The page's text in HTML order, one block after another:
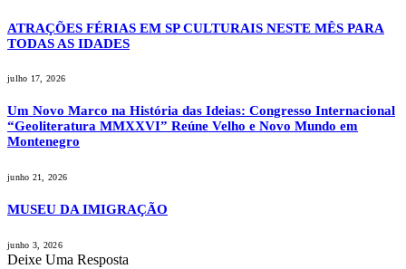
ATRAÇÕES FÉRIAS EM SP CULTURAIS NESTE MÊS PARA
TODAS AS IDADES
julho 17, 2026
Um Novo Marco na História das Ideias: Congresso Internacional
“Geoliteratura MMXXVI” Reúne Velho e Novo Mundo em
Montenegro
junho 21, 2026
MUSEU DA IMIGRAÇÃO
junho 3, 2026
Deixe Uma Resposta